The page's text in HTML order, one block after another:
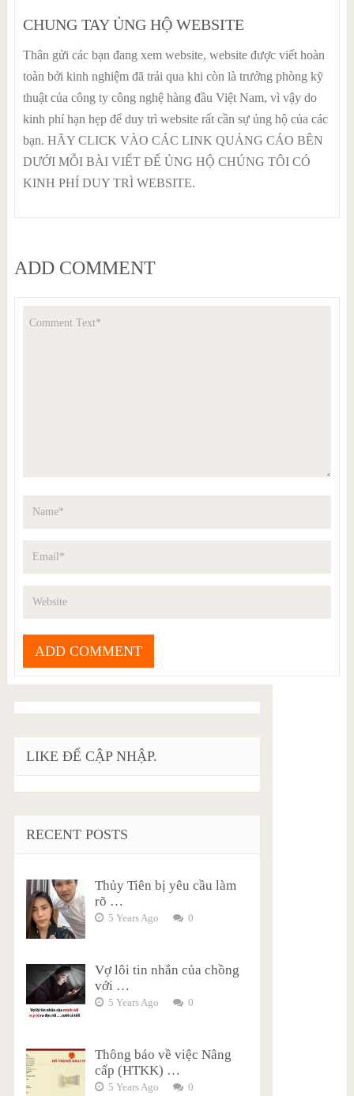
CHUNG TAY ỦNG HỘ WEBSITE
Thân gửi các bạn đang xem website, website được viết hoàn
toàn bởi kinh nghiệm đã trải qua khi còn là trưởng phòng kỹ
thuật của công ty công nghệ hàng đầu Việt Nam, vì vậy do
kinh phí hạn hẹp để duy trì website rất cần sự ủng hộ của các
bạn. HÃY CLICK VÀO CÁC LINK QUẢNG CÁO BÊN
DƯỚI MỖI BÀI VIẾT ĐỂ ỦNG HỘ CHÚNG TÔI CÓ
KINH PHÍ DUY TRÌ WEBSITE.
ADD COMMENT
LIKE ĐỂ CẬP NHẬP.
RECENT POSTS
Thủy Tiên bị yêu cầu làm
rõ …
5 Years Ago 0
Vợ lôi tin nhắn của chồng
với …
5 Years Ago 0
Thông báo về việc Nâng
cấp (HTKK) …
5 Years Ago 0